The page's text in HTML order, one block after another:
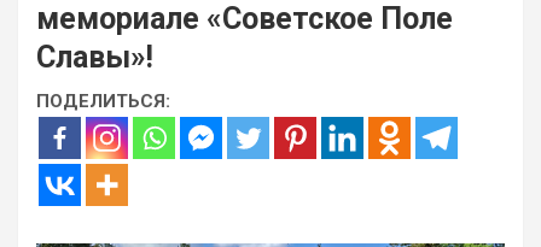
мемориале «Советское Поле
Славы»!
ПОДЕЛИТЬСЯ: